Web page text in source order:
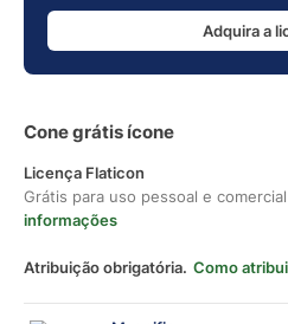
Adquira a
Cone grátis ícone
Licença Flaticon
Grátis para uso pessoal e
informações
Atribuição obrigatória. Como